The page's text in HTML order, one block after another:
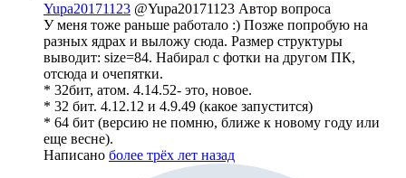
Yupa20171123 @Yupa20171123 Автор вопроса
У меня тоже раньше работало :) Позже попробую на
разных ядрах и выложу сюда. Размер структуры
выводит: size=84. Набирал с фотки на другом ПК,
отсюда и очепятки.
* 32бит, атом. 4.14.52- это, новое.
* 32 бит. 4.12.12 и 4.9.49 (какое запустится)
* 64 бит (версию не помню, ближе к новому году или
еще весне).
Написано более трёх лет назад